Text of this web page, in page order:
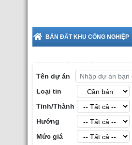
BÁN ĐẤT KHU CÔNG NGHIỆP
Tên dự án
Loại tin
Tỉnh/Thành
Hướng
Mức giá